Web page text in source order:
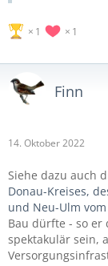
1 1
Finn
14. Oktober 2022
Siehe dazu auch
Donau-Kreises,
und Neu-Ulm
Bau dürfte - so
spektakulär sein,